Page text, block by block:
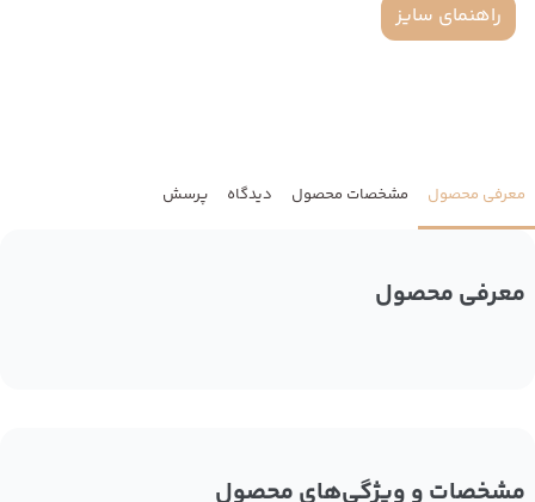
راهنمای سایز
معرفی محصول مشخصات محصول دیدگاه پرسش
معرفی محصول
مشخصات و ویژگی‌های محصول